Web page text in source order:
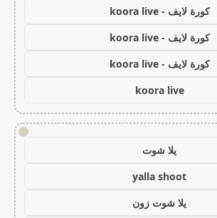
كورة لايف - koora live
كورة لايف - koora live
كورة لايف - koora live
koora live
!
يلا شوت
yalla shoot
يلا شوت زون